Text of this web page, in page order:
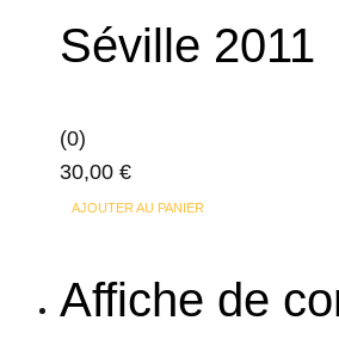
Séville 2011
(0)
30,00 €
AJOUTER AU PANIER
Affiche de